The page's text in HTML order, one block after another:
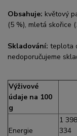
Obsahuje: květový
(5 %), mletá skořice
Skladování: teplota
nedoporučujeme
Výživové
údaje na 100
g
Energie
1
334